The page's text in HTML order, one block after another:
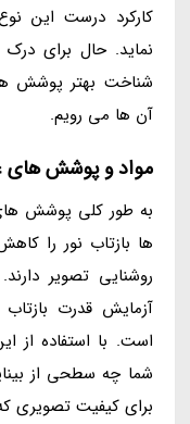
کارکرد درست این
نماید. حال برای
شناخت بهتر پوشش
آن ها می رویم.
مواد و پوشش
به طور کلی پوشش
ها بازتاب نور را
روشنایی تصویر
آزمایش قدرت
است. با استفاده
شما چه سطحی از
برای کیفیت تصویری